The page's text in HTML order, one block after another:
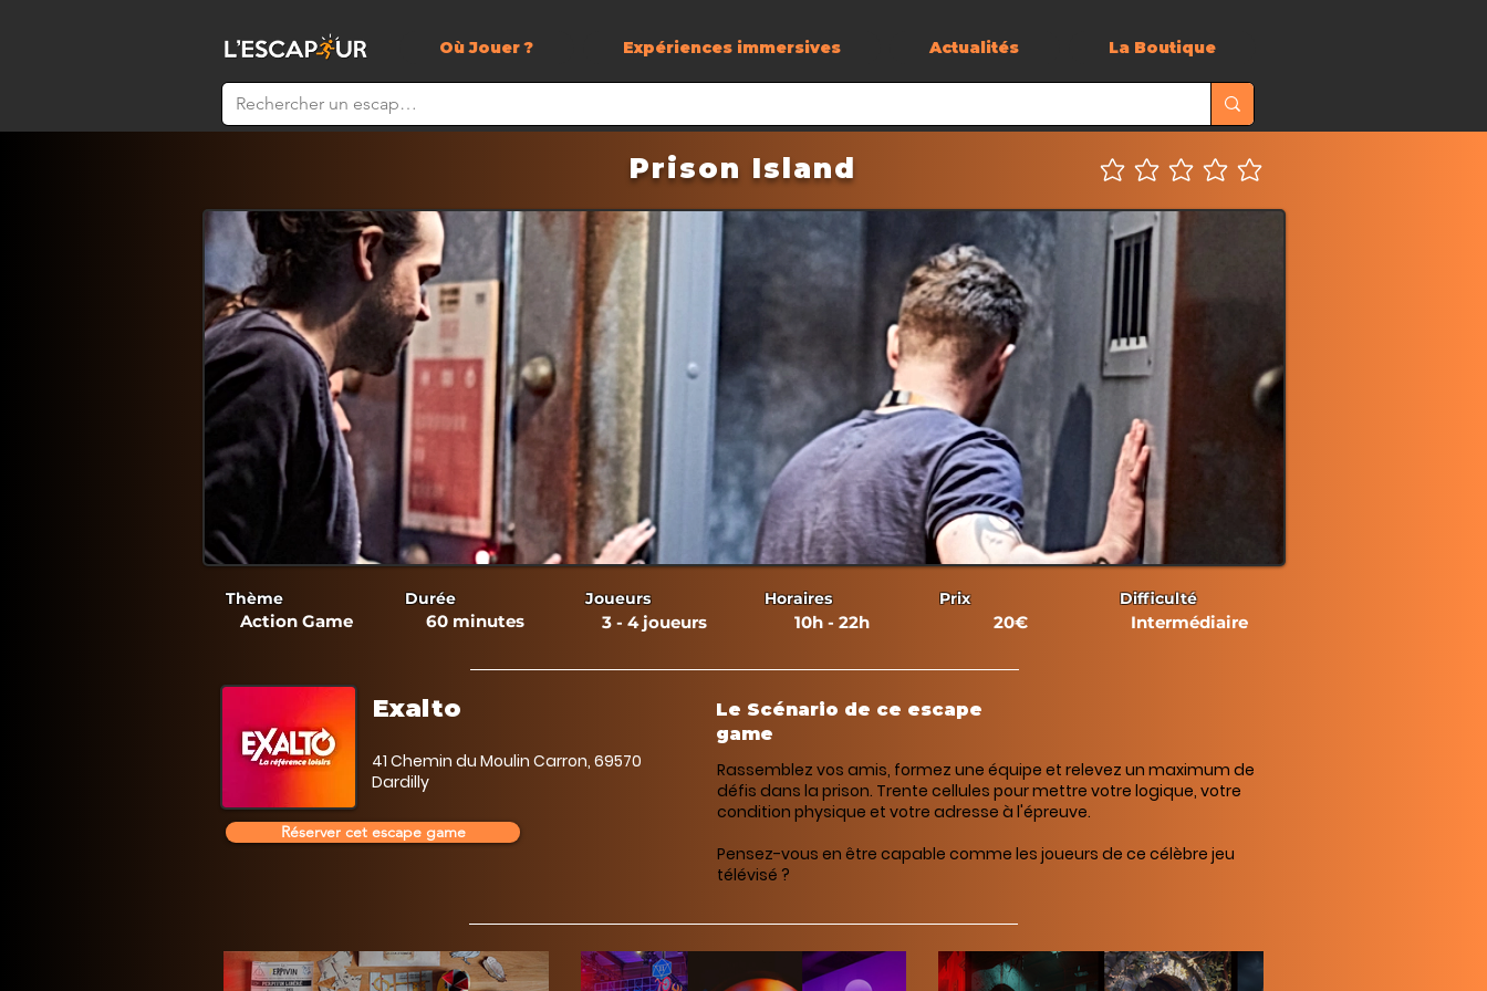
Où Jouer ? Expériences immersives Actualités La Boutique
Prison Island Aucune note pour le moment
Thème
Action Game
Durée
60 minutes
Joueurs
3 - 4 joueurs
Horaires
10h - 22h
Prix
20€
Difficulté
Intermédiaire
Exalto
41 Chemin du Moulin Carron, 69570
Dardilly
Le Scénario de ce escape
game
Rassemblez vos amis, formez une équipe et relevez un maximum de
défis dans la prison. Trente cellules pour mettre votre logique, votre
condition physique et votre adresse à l'épreuve.
Pensez-vous en être capable comme les joueurs de ce célèbre jeu
télévisé ?
Réserver cet escape game